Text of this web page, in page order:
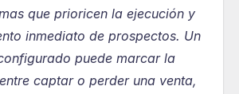
que prioricen la ejecución y
inmediato de prospectos. Un
puede marcar la
captar o perder una venta,